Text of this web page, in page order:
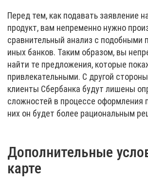
Перед тем, как подавать заявление
продукт, вам непременно нужно
сравнительный анализ с подобными
иных банков. Таким образом, вы
найти те предложения, которые
привлекательными. С другой
клиенты Сбербанка будут лишены
сложностей в процессе оформления
них он будет более рациональным
Дополнительные
карте